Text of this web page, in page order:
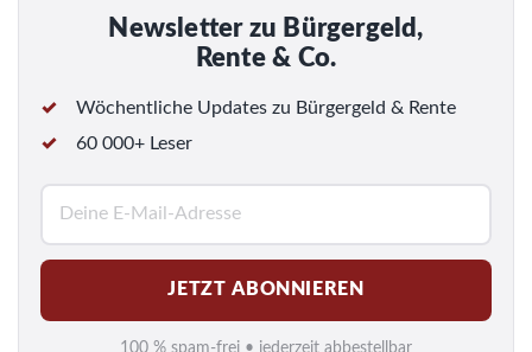
Newsletter zu Bürgergeld,
Rente & Co.
Wöchentliche Updates zu Bürgergeld & Rente
60 000+ Leser
M
a
i
JETZT ABONNIEREN
100 % spam-frei • jederzeit abbestellbar